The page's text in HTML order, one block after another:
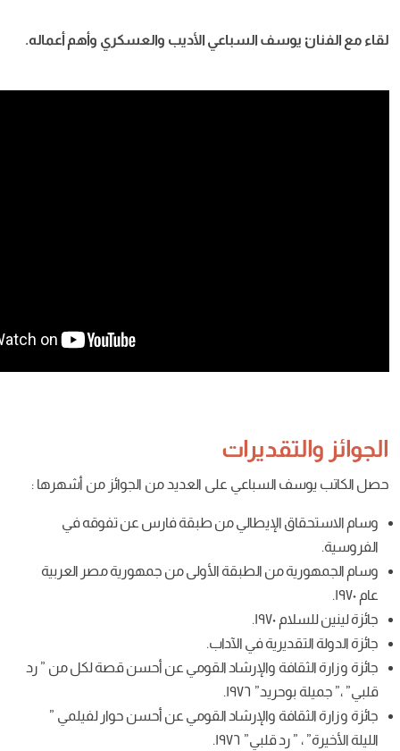
السباعي الأديب والعسكري وأهم أعماله.
السباعيعلىالعديد منالجوائزمنأشهرها:
الإيطالي من طبقة فارس عن تفوقه في
من الطبقة الأولى من جمهورية مصر العربية
في الآداب.
والإرشاد القومي عن أحسن قصة لكل من ” رد
١٩٧٦.
والإرشاد القومي عن أحسن حوار لفيلمي ”
١٩٧٦.